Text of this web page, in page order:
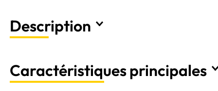
Description
Caractéristiques principales